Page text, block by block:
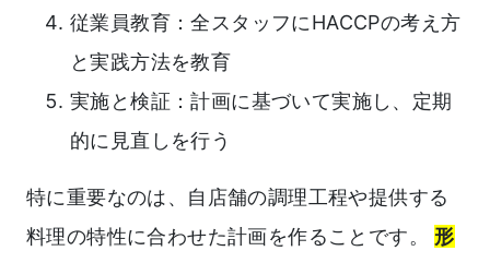
従業員教育：全スタッフにHACCPの考え方
と実践方法を教育
実施と検証：計画に基づいて実施し、定期
的に見直しを行う
特に重要なのは、自店舗の調理工程や提供する
料理の特性に合わせた計画を作ることです。 形